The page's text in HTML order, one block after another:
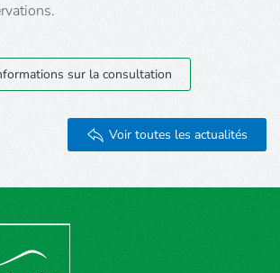
sur la consultation
Voir toutes les actualités